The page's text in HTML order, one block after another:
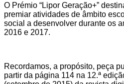
O Prémio “Lipor Geração+”
premiar atividades de âmbito
social a desenvolver durante os
2016 e 2017.
Recordamos, a propósito, peça
partir da página 114 na 12.ª